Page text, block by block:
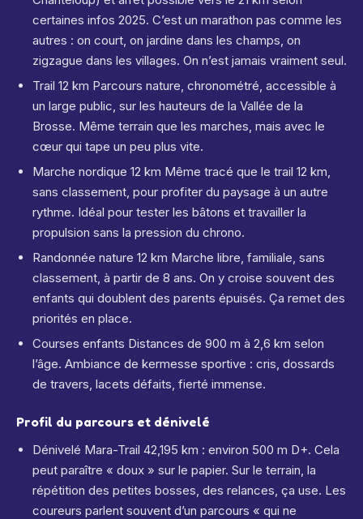
certaines infos 2025. C’est un marathon pas comme les
autres : on court, on jardine dans les champs, on
zigzague dans les villages. On n’est jamais vraiment seul.
Trail 12 km Parcours nature, chronométré, accessible à
un large public, sur les hauteurs de la Vallée de la
Brosse. Même terrain que les marches, mais avec le
cœur qui tape un peu plus vite.
Marche nordique 12 km Même tracé que le trail 12 km,
sans classement, pour profiter du paysage à un autre
rythme. Idéal pour tester les bâtons et travailler la
propulsion sans la pression du chrono.
Randonnée nature 12 km Marche libre, familiale, sans
classement, à partir de 8 ans. On y croise souvent des
enfants qui doublent des parents épuisés. Ça remet des
priorités en place.
Courses enfants Distances de 900 m à 2,6 km selon
l’âge. Ambiance de kermesse sportive : cris, dossards
de travers, lacets défaits, fierté immense.
Profil du parcours et dénivelé
Dénivelé Mara-Trail 42,195 km : environ 500 m D+. Cela
peut paraître « doux » sur le papier. Sur le terrain, la
répétition des petites bosses, des relances, ça use. Les
coureurs parlent souvent d’un parcours « qui ne